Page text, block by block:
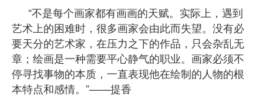
“不是每个画家都有画画的天赋。实际上，遇到
艺术上的困难时，很多画家会由此而失望。没有必
要天分的艺术家，在压力之下的作品，只会杂乱无
章；绘画是一种需要平心静气的职业。画家必须不
停寻找事物的本质，一直表现他在绘制的人物的根
本特点和感情。”——提香